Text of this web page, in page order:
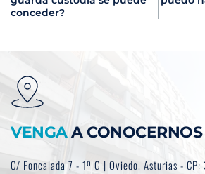
conceder?
VENGA A CONOCERNOS
C/ Foncalada 7 - 1º G | Oviedo. Asturias -